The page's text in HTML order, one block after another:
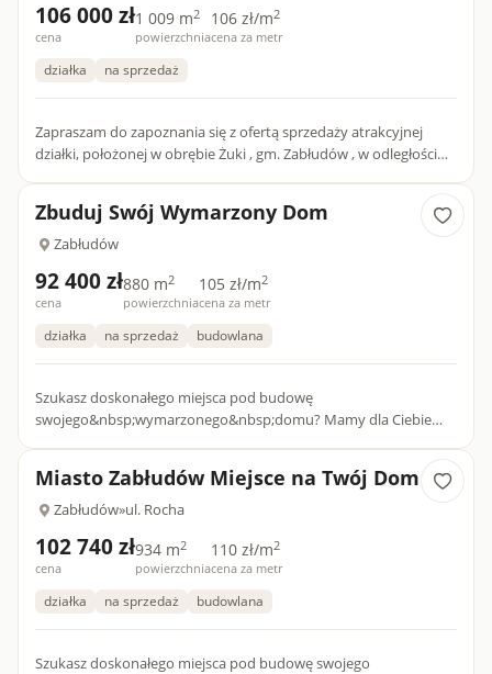
106 000 zł
cena
1 009 m2
powierzchnia
106 zł/m2
cena za metr
działka na sprzedaż
Zapraszam do zapoznania się z ofertą sprzedaży atrakcyjnej
działki, położonej w obrębie Żuki , gm. Zabłudów , w odległości
Zbuduj Swój Wymarzony Dom
Zabłudów
92 400 zł
cena
880 m2
powierzchnia
105 zł/m2
cena za metr
działka na sprzedaż budowlana
Szukasz doskonałego miejsca pod budowę
swojego&nbsp;wymarzonego&nbsp;domu? Mamy dla Ciebie
Miasto Zabłudów Miejsce na Twój Dom
Zabłudów»ul. Rocha
102 740 zł
cena
934 m2
powierzchnia
110 zł/m2
cena za metr
działka na sprzedaż budowlana
Szukasz doskonałego miejsca pod budowę swojego